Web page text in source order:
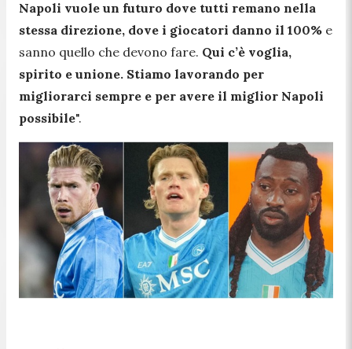
Napoli vuole un futuro dove tutti remano nella
stessa direzione, dove i giocatori danno il 100% e
sanno quello che devono fare. Qui c’è voglia,
spirito e unione. Stiamo lavorando per
migliorarci sempre e per avere il miglior Napoli
possibile".